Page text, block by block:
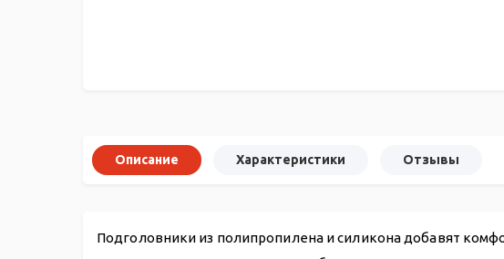
Описание Характеристики Отзывы
Подголовники из полипропилена и силикона добавят